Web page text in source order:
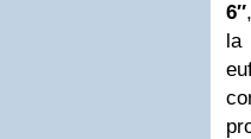
6″
la